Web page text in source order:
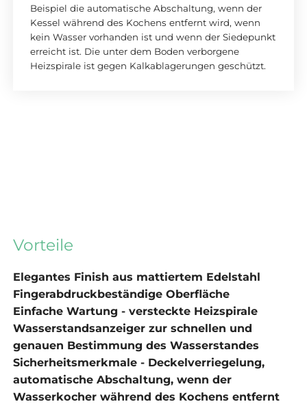
Beispiel die automatische Abschaltung, wenn der
Kessel während des Kochens entfernt wird, wenn
kein Wasser vorhanden ist und wenn der Siedepunkt
erreicht ist. Die unter dem Boden verborgene
Heizspirale ist gegen Kalkablagerungen geschützt.
Vorteile
Elegantes Finish aus mattiertem Edelstahl
Fingerabdruckbeständige Oberfläche
Einfache Wartung - versteckte Heizspirale
Wasserstandsanzeiger zur schnellen und
genauen Bestimmung des Wasserstandes
Sicherheitsmerkmale - Deckelverriegelung,
automatische Abschaltung, wenn der
Wasserkocher während des Kochens entfernt